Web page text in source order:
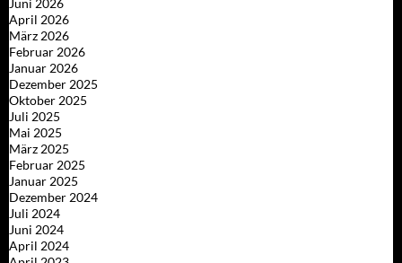
April 2026
März 2026
Februar 2026
Januar 2026
Dezember 2025
Oktober 2025
Juli 2025
Mai 2025
März 2025
Februar 2025
Januar 2025
Dezember 2024
Juli 2024
Juni 2024
April 2024